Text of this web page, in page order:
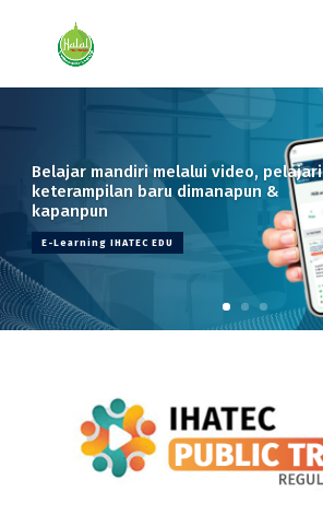
Belajar mandiri melalui video, pelajari
keterampilan baru dimanapun &
kapanpun
E-Learning IHATEC EDU